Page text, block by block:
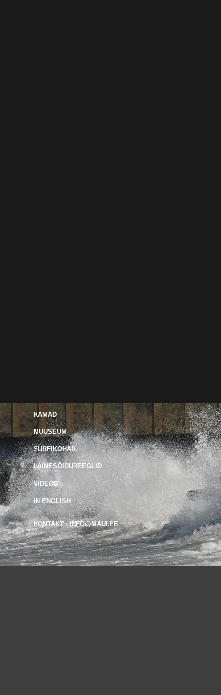
KAMAD
MUUSEUM
SURFIKOHAD
LAINESÕIDUREEGLID
VIDEOD
IN ENGLISH
KONTAKT : INFO@MAUI.EE